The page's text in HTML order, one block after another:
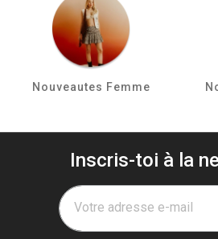
Nouveautes Femme
Inscris-toi à la
Votre adresse e-mail